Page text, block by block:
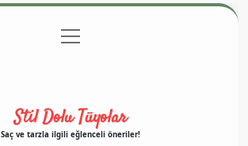
Gizlilik Politikası
menüyü
aç
Stil Dolu Tüyolar
Saç ve tarzla ilgili eğlenceli öneriler!